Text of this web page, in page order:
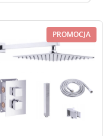
PROMOCJA